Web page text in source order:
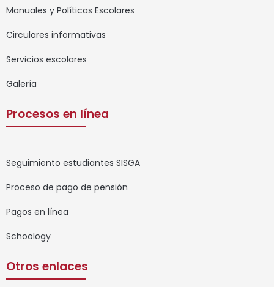
Manuales y Políticas Escolares
Circulares informativas
Servicios escolares
Galería
Procesos en línea
Seguimiento estudiantes SISGA
Proceso de pago de pensión
Pagos en línea
Schoology
Otros enlaces